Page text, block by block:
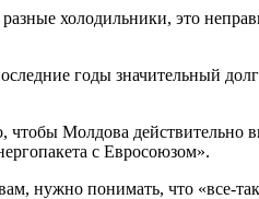
холодильники, это
годы значительный
чтобы Молдова действительно
с Евросоюзом».
нужно понимать, что «все-